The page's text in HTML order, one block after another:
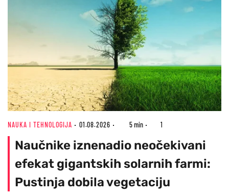
NAUKA I TEHNOLOGIJA 01.08.2026 5 min 1
Naučnike iznenadio neočekivani
efekat gigantskih solarnih farmi:
Pustinja dobila vegetaciju